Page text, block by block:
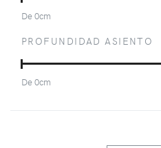
De0cm
PROFUNDIDAD ASIENTO
De0cm